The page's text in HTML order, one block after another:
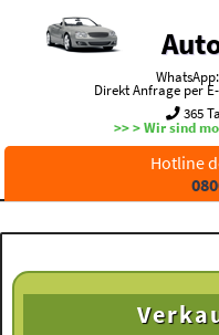
Direkt Anfrage per
365
>> > Wir sind
Hotline